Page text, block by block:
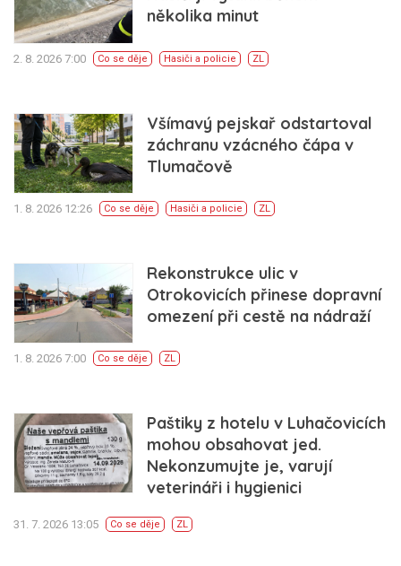
několika minut
2. 8. 2026 7:00 Co se děje Hasiči a policie ZL
Všímavý pejskař odstartoval
záchranu vzácného čápa v
Tlumačově
1. 8. 2026 12:26 Co se děje Hasiči a policie ZL
Rekonstrukce ulic v
Otrokovicích přinese dopravní
omezení při cestě na nádraží
1. 8. 2026 7:00 Co se děje ZL
Paštiky z hotelu v Luhačovicích
mohou obsahovat jed.
Nekonzumujte je, varují
veterináři i hygienici
31. 7. 2026 13:05 Co se děje ZL